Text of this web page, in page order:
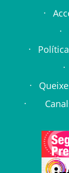
Footer links